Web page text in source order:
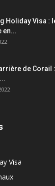
Holiday Visa :
en...
de Corail
Visa